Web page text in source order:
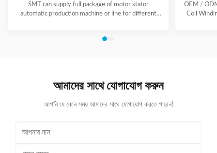
SMT can supply full package of motor stator
automatic production machine or line for different
production line including paper inserting machine, coil
inserting machine,
OEM /
Coil
আমাদের সাথে যোগাযোগ করুন
আপনি যে কোন সময় আমাদের সাথে যোগাযোগ করতে পারেন!